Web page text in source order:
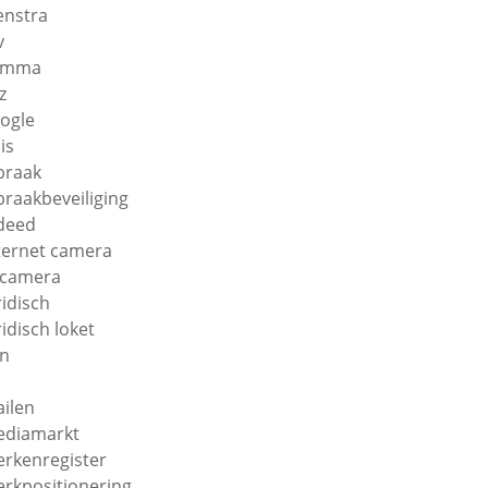
camera
loket